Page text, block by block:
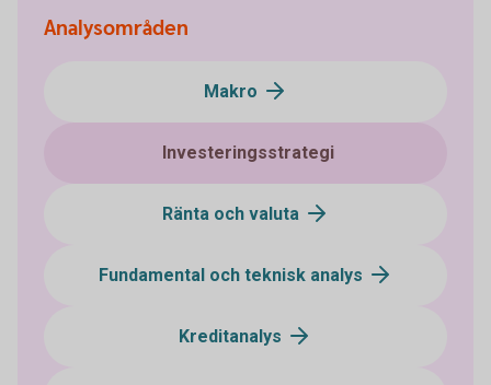
Analysområden
Makro
Investeringsstrategi
Ränta och valuta
Fundamental och teknisk analys
Kreditanalys